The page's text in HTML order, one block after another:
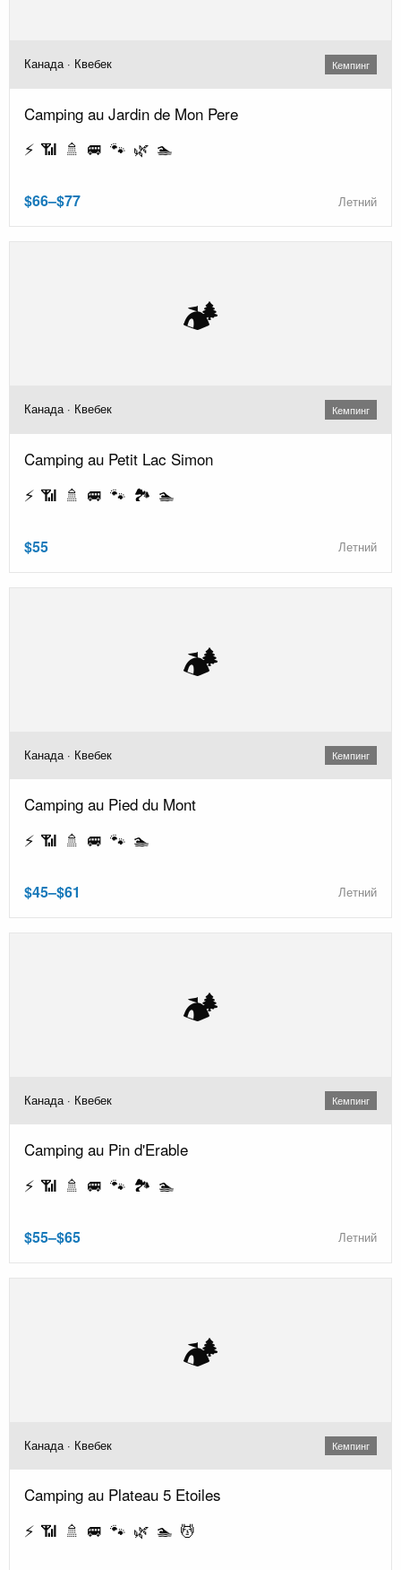
Канада · Квебек Кемпинг
Camping au Jardin de Mon Pere
⚡ 📶 🚿 🚐 🐾 🌿 🏊
$66–$77 Летний
🏕️
Канада · Квебек Кемпинг
Camping au Petit Lac Simon
⚡ 📶 🚿 🚐 🐾 🏞️ 🏊
$55 Летний
🏕️
Канада · Квебек Кемпинг
Camping au Pied du Mont
⚡ 📶 🚿 🚐 🐾 🏊
$45–$61 Летний
🏕️
Канада · Квебек Кемпинг
Camping au Pin d'Erable
⚡ 📶 🚿 🚐 🐾 🏞️ 🏊
$55–$65 Летний
🏕️
Канада · Квебек Кемпинг
Camping au Plateau 5 Etoiles
⚡ 📶 🚿 🚐 🐾 🌿 🏊 💆